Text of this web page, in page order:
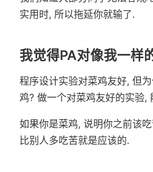
实用时, 所以拖延你就输了.
我觉得PA对像我一样
程序设计实验对菜鸡友好, 但
鸡? 做一个对菜鸡友好的实验,
如果你是菜鸡, 说明你之前该
比别人多吃苦就是应该的.